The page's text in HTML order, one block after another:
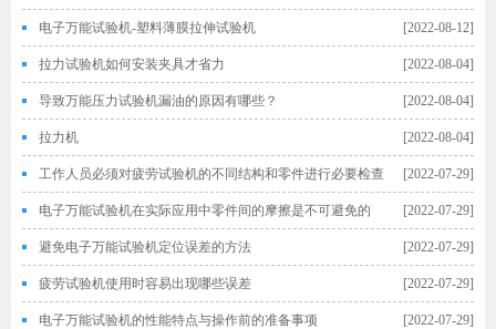
[2022-08-12]
电子万能试验机-塑料薄膜拉伸试验机
[2022-08-04]
拉力试验机如何安装夹具才省力
[2022-08-04]
导致万能压力试验机漏油的原因有哪些？
[2022-08-04]
拉力机
[2022-07-29]
工作人员必须对疲劳试验机的不同结构和零件进行必要检查
[2022-07-29]
电子万能试验机在实际应用中零件间的摩擦是不可避免的
[2022-07-29]
避免电子万能试验机定位误差的方法
[2022-07-29]
疲劳试验机使用时容易出现哪些误差
[2022-07-29]
电子万能试验机的性能特点与操作前的准备事项